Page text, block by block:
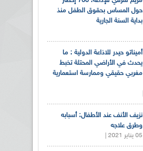
حول المساس بحقوق الطفل منذ
بداية السنة الجارية
أميناتو حيدر للاذاعة الدولية : ما
يحدث في الأراضي المحتلة تخبط
مغربي حقيقي وممارسة استعمارية
نزيف الأنف عند الأطفال: أسبابه
وطرق علاجه
05 يناير 2021 |